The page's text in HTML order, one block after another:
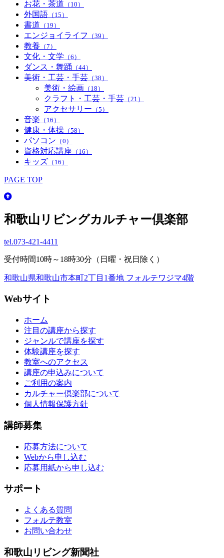
お花・茶道 （10）
外国語 （15）
書道 （19）
エンジョイライフ （39）
教養 （7）
文化・文学 （6）
ダンス・舞踊 （44）
美術・工芸・手芸 （38）
美術・絵画 （18）
クラフト・工芸・手芸 （21）
アクセサリー （5）
音楽 （16）
健康・体操 （58）
パソコン （0）
資格対応講座 （16）
キッズ （16）
PAGE TOP
和歌山リビングカルチャー倶楽部
tel.073-421-4411
受付時間10時～18時30分（日曜・祝日除く）
和歌山県和歌山市本町2丁目1番地 フォルテワジマ4階
Webサイト
ホーム
注目の講座から探す
ジャンルで講座を探す
体験講座を探す
教室へのアクセス
講座の申込みについて
ご利用の案内
カルチャー倶楽部について
個人情報保護方針
講師募集
応募方法について
Webから申し込む
応募用紙から申し込む
サポート
よくある質問
フォルテ教室
お問い合わせ
和歌山リビング新聞社